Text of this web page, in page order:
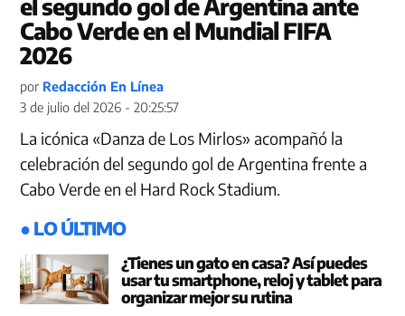
el segundo gol de Argentina ante
Cabo Verde en el Mundial FIFA
2026
por Redacción En Línea
3 de julio del 2026 - 20:25:57
La icónica «Danza de Los Mirlos» acompañó la
celebración del segundo gol de Argentina frente a
Cabo Verde en el Hard Rock Stadium.
● LO ÚLTIMO
¿Tienes un gato en casa? Así puedes
usar tu smartphone, reloj y tablet para
organizar mejor su rutina